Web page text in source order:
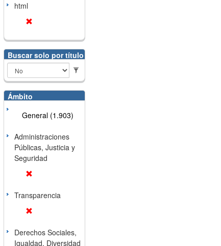
html
Buscar solo por título
Ámbito
General (1.903)
Administraciones
Públicas, Justicia y
Seguridad
Transparencia
Derechos Sociales,
Igualdad, Diversidad